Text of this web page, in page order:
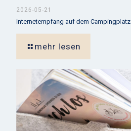
2026-05-21
Internetempfang auf dem Campingplatz
mehr lesen